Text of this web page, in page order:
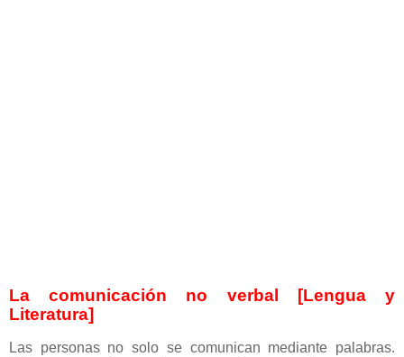
La comunicación no verbal [Lengua y
Literatura]
Las personas no solo se comunican mediante palabras.